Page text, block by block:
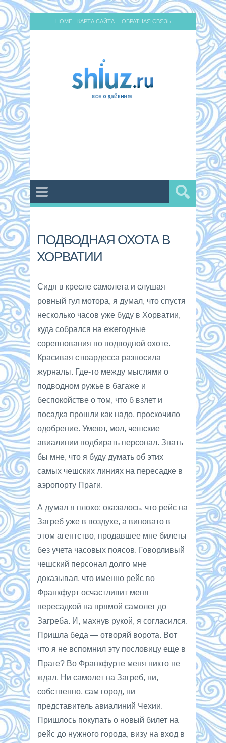
HOME КАРТА САЙТА ОБРАТНАЯ СВЯЗЬ
ПОДВОДНАЯ ОХОТА В
ХОРВАТИИ
Сидя в кресле самолета и слушая
ровный гул мотора, я думал, что спустя
несколько часов уже буду в Хорватии,
куда собрался на ежегодные
соревнования по подводной охоте.
Красивая стюардесса разносила
журналы. Где-то между мыслями о
подводном ружье в багаже и
беспокойстве о том, что б взлет и
посадка прошли как надо, проскочило
одобрение. Умеют, мол, чешские
авиалинии подбирать персонал. Знать
бы мне, что я буду думать об этих
самых чешских линиях на пересадке в
аэропорту Праги.
А думал я плохо: оказалось, что рейс на
Загреб уже в воздухе, а виновато в
этом агентство, продавшее мне билеты
без учета часовых поясов. Говорливый
чешский персонал долго мне
доказывал, что именно рейс во
Франкфурт осчастливит меня
пересадкой на прямой самолет до
Загреба. И, махнув рукой, я согласился.
Пришла беда — отворяй ворота. Вот
что я не вспомнил эту пословицу еще в
Праге? Во Франкфурте меня никто не
ждал. Ни самолет на Загреб, ни,
собственно, сам город, ни
представитель авиалиний Чехии.
Пришлось покупать о новый билет на
рейс до нужного города, визу на вход в